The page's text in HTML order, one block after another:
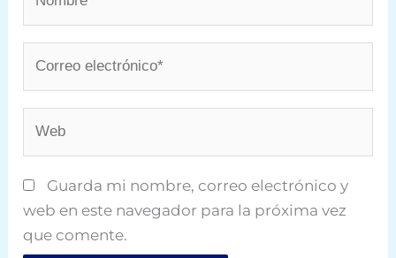
Guarda mi nombre, correo electrónico y
web en este navegador para la próxima vez
que comente.